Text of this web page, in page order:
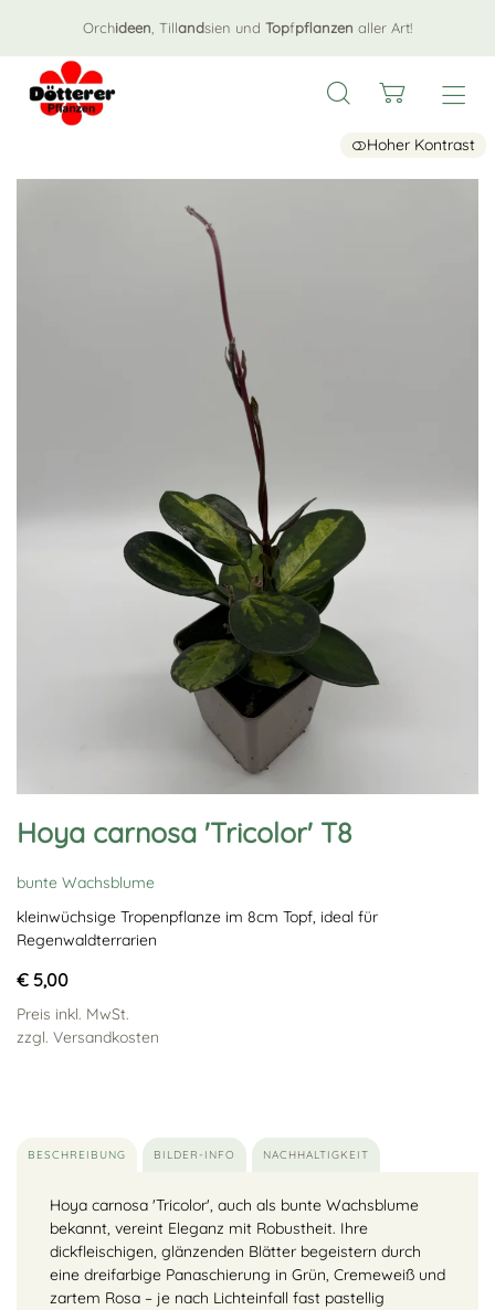
Orchideen , Tillandsien und Topfpflanzen aller Art!
Hoher Kontrast
Hoya carnosa 'Tricolor' T8
bunte Wachsblume
kleinwüchsige Tropenpflanze im 8cm Topf, ideal für
Regenwaldterrarien
€ 5,00
Preis inkl. MwSt.
zzgl. Versandkosten
BESCHREIBUNG BILDER-INFO NACHHALTIGKEIT
Hoya carnosa 'Tricolor', auch als bunte Wachsblume
bekannt, vereint Eleganz mit Robustheit. Ihre
dickfleischigen, glänzenden Blätter begeistern durch
eine dreifarbige Panaschierung in Grün, Cremeweiß und
zartem Rosa – je nach Lichteinfall fast pastellig